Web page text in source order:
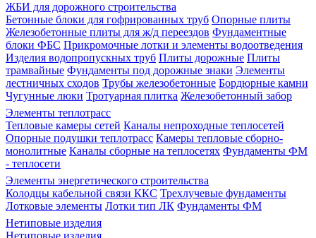
ЖБИ для дорожного строительства
Бетонные блоки для гофрированных труб Опорные плиты
Железобетонные плиты для ж/д переездов Фундаментные
блоки ФБС Прикромочные лотки и элементы водоотведения
Изделия водопропускных труб Плиты дорожные Плиты
трамвайные Фундаменты под дорожные знаки Элементы
лестничных сходов Трубы железобетонные Бордюрные камни
Чугунные люки Тротуарная плитка Железобетонный забор
Элементы теплотрасс
Тепловые камеры сетей Каналы непроходные теплосетей
Опорные подушки теплотрасс Камеры тепловые сборно-
монолитные Каналы сборные на теплосетях Фундаменты ФМ
- теплосети
Элементы энергетического строительства
Колодцы кабельной связи ККС Трехлучевые фундаменты
Лотковые элементы Лотки тип ЛК Фундаменты ФМ
Нетиповые изделия
Нетиповые изделия